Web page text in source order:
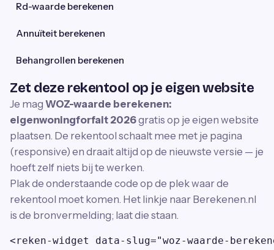
Rd-waarde berekenen
Annuïteit berekenen
Behangrollen berekenen
Zet deze rekentool op je eigen website
Je mag WOZ-waarde berekenen:
eigenwoningforfait 2026gratis op je eigen website
plaatsen. De rekentool schaalt mee met je pagina
(responsive) en draait altijd op de nieuwste versie — je
hoeft zelf niets bij te werken.
Plak de onderstaande code op de plek waar de
rekentool moet komen. Het linkje naar Berekenen.nl
is de bronvermelding; laat die staan.
<reken-widget data-slug="woz-waarde-